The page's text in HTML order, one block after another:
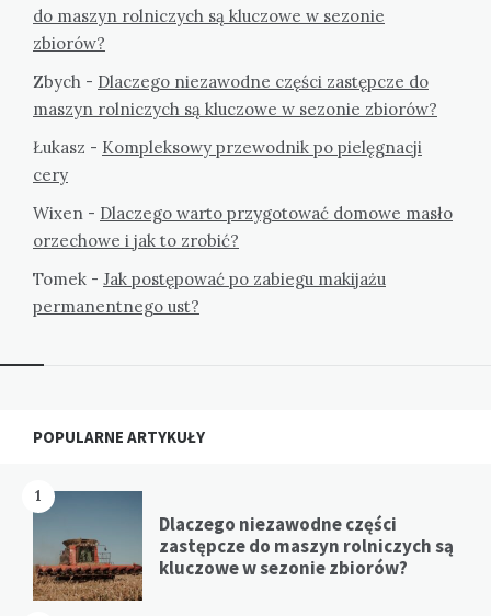
do maszyn rolniczych są kluczowe w sezonie
zbiorów?
Zbych - Dlaczego niezawodne części zastępcze do
maszyn rolniczych są kluczowe w sezonie zbiorów?
Łukasz - Kompleksowy przewodnik po pielęgnacji
cery
Wixen - Dlaczego warto przygotować domowe masło
orzechowe i jak to zrobić?
Tomek - Jak postępować po zabiegu makijażu
permanentnego ust?
Widgets
POPULARNE ARTYKUŁY
1
Dlaczego niezawodne części
zastępcze do maszyn rolniczych są
kluczowe w sezonie zbiorów?